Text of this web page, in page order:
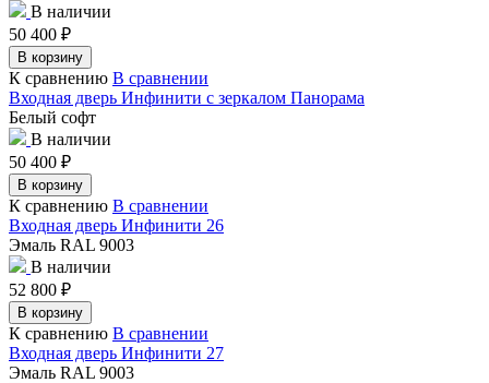
В наличии
50 400 ₽
В корзину
К сравнению В сравнении
Входная дверь Инфинити с зеркалом Панорама
Белый софт
В наличии
50 400 ₽
В корзину
К сравнению В сравнении
Входная дверь Инфинити 26
Эмаль RAL 9003
В наличии
52 800 ₽
В корзину
К сравнению В сравнении
Входная дверь Инфинити 27
Эмаль RAL 9003